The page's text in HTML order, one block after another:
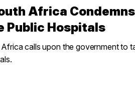
Africa
Public Hospitals
calls upon the government to